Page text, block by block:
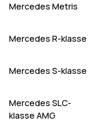
Mercedes Metris
Mercedes R-klasse
Mercedes S-klasse
Mercedes SLC-
klasse AMG